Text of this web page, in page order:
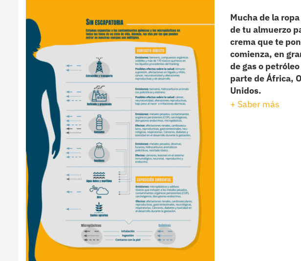
Mucha de la
de tu almuerzo
crema que te
comienza, en
de gas o
parte de África,
Unidos.
+ Saber más